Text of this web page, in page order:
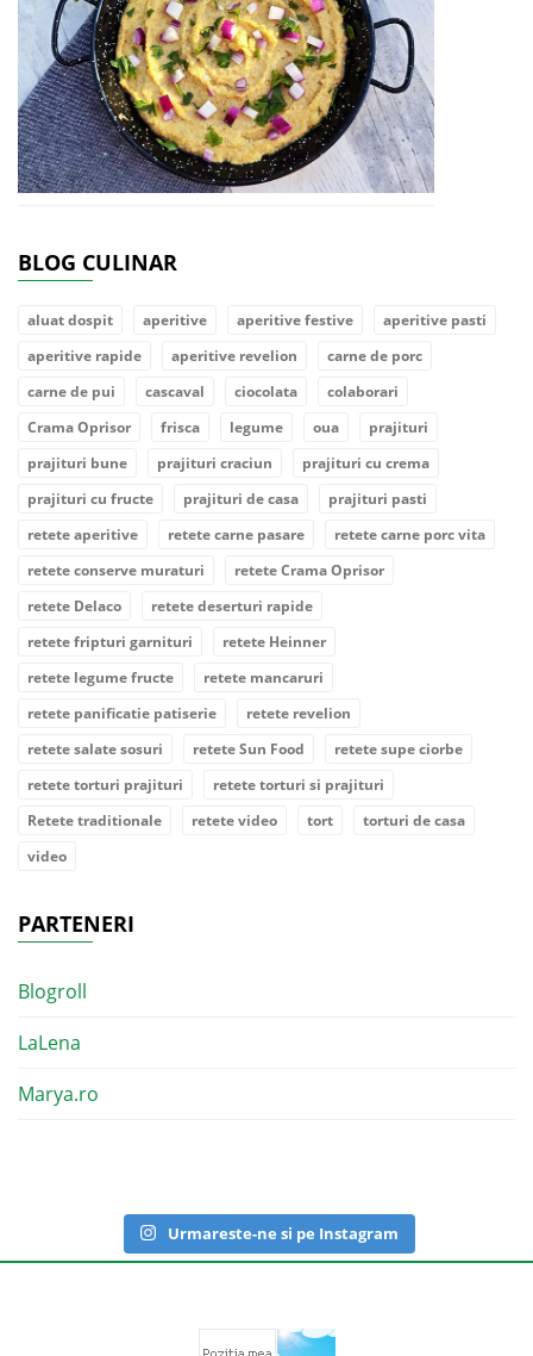
BLOG CULINAR
aluat dospit aperitive aperitive festive
aperitive pasti
aperitive rapide
aperitive revelion
carne de porc
carne de pui
cascaval ciocolata
colaborari
Crama Oprisor
frisca legume oua
prajituri
prajituri bune
prajituri craciun
prajituri cu crema
prajituri cu fructe
prajituri de casa
prajituri pasti
retete aperitive
retete carne pasare
retete carne porc vita
retete conserve muraturi
retete Crama Oprisor
retete Delaco
retete deserturi rapide
retete fripturi garnituri
retete Heinner
retete legume fructe
retete mancaruri
retete panificatie patiserie
retete revelion
retete salate sosuri
retete Sun Food
retete supe ciorbe
retete torturi prajituri
retete torturi si prajituri
Retete traditionale
retete video tort
torturi de casa
video
PARTENERI
Blogroll
LaLena
Marya.ro
Urmareste-ne si pe Instagram